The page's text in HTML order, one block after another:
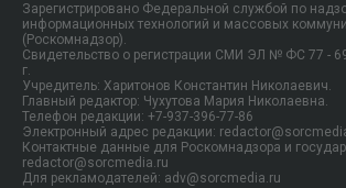
Зарегистрировано Федеральной службой по
информационных технологий и массовых
(Роскомнадзор).
Свидетельство о регистрации СМИ ЭЛ № ФС 77 -
г.
Учредитель: Харитонов Константин Николаевич.
Главный редактор: Чухутова Мария Николаевна.
Телефон редакции: +7-937-396-77-86
Электронный адрес редакции:
Контактные данные для Роскомнадзора и
redactor@sorcmedia.ru
Для рекламодателей: adv@sorcmedia.ru